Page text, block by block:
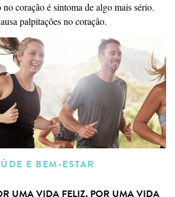
coração é sintoma de algo mais sério.
palpitações no coração.
E BEM-ESTAR